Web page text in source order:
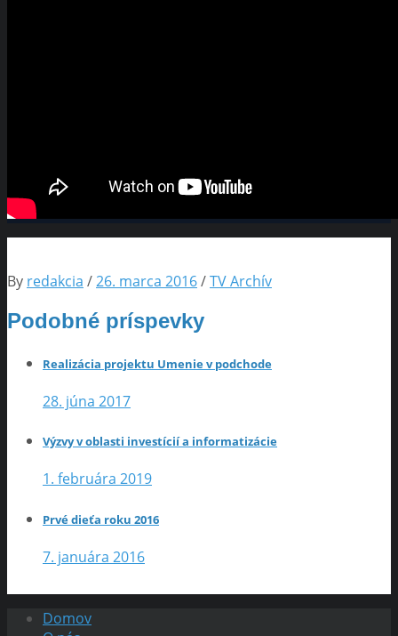
By redakcia /26. marca 2016/TV Archív
Podobné príspevky
Realizácia projektu Umenie v podchode
28. júna 2017
Výzvy v oblasti investícií a informatizácie
1. februára 2019
Prvé dieťa roku 2016
7. januára 2016
Domov